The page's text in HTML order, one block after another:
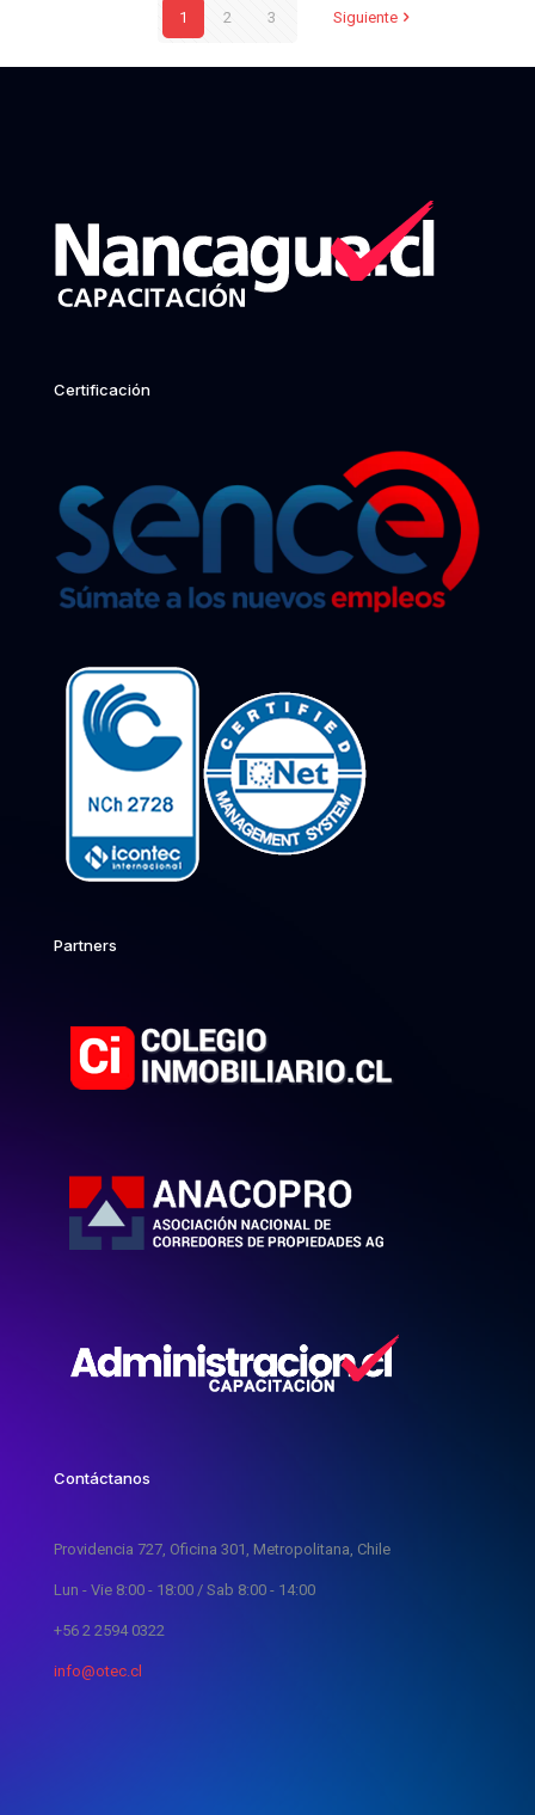
1 2 3 Siguiente
Certificación
Partners
Contáctanos
Providencia 727, Oficina 301, Metropolitana, Chile
Lun - Vie 8:00 - 18:00 / Sab 8:00 - 14:00
+56 2 2594 0322
info@otec.cl